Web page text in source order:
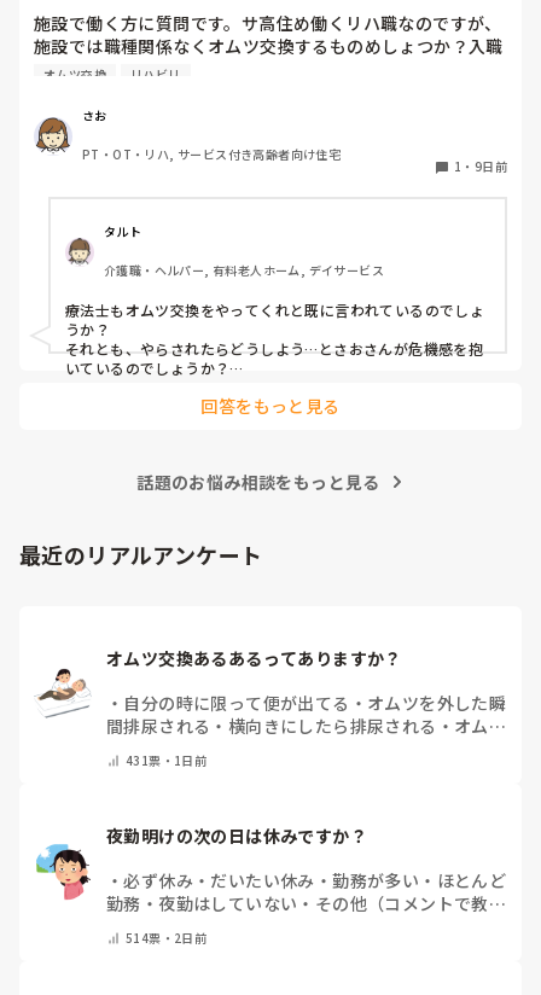
施設で働く方に質問です。サ高住め働くリハ職なのですが、
施設では職種関係なくオムツ交換するものめしょつか？入職
した当初は、オムツ交換をヘルパーさんにお願いしていまし
が、今は、状況的に誰もいないとやらざるおえない状況で
す。
オムツ交換 リハビリ
さお
PT・OT・リハ, サービス付き高齢者向け住宅
1 ・ 9日前
タルト
介護職・ヘルパー, 有料老人ホーム, デイサービス
療法士もオムツ交換をやってくれと既に言われているのでしょ
うか？
それとも、やらされたらどうしよう…とさおさんが危機感を抱
いているのでしょうか？
当方回復期に勤めております。人手不足ではなく、療法士もや
その辞めた人は不潔がイヤでオムツ交換はリハの仕事じゃない
たんじゃないから辞めて当然だと…
でにオムツ交換してって事なのでしょうか？
「私はオムツ交換やりません！」で突っぱねると、チームワー
クを乱すと捉えられると残念なので、せめてトイレやPトイレ
の介助を手伝う事ですかね？
捕まり立ちや、座る動作と同じなのでリハの評価に繋がるか
いのではないでしょうか？
オムツ交換はサ高住なら身体扱いではないんですかね？それな
ら人員は確保されているはずですので、トイレ誘導をする方が
効率的なのではないですかね？
回答をもっと見る
話題のお悩み相談をもっと見る
最近のリアルアンケート
オムツ交換あるあるってありますか？
・ 自分の時に限って便が出てる ・ オムツを外した瞬
間排尿される ・ 横向きにしたら排尿される ・ オムツ
まっていると快感
431票・ 1日前
夜勤明けの次の日は休みですか？
・必ず休み・ だいたい休み ・勤務が多い ・ ほとんど
勤務 ・ 夜勤はしていない ・ その他（コメントで教え
514票・ 2日前